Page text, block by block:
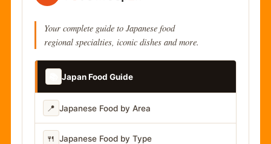
Your complete guide to Japanese food
regional specialties, iconic dishes and more.
Japan Food Guide
📍 Japanese Food by Area
🍴 Japanese Food by Type